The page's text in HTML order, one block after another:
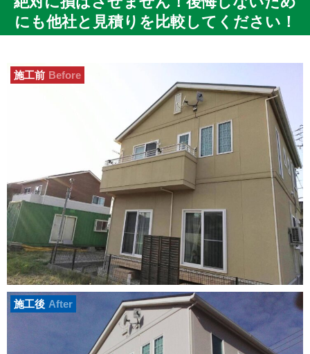
にも他社と見積りを比較してください！
施工前 Before
施工後 After